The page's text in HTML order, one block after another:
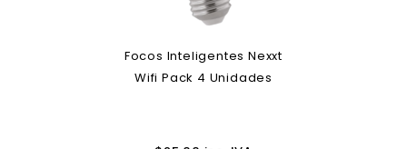
Focos Inteligentes Nexxt
Wifi Pack 4 Unidades